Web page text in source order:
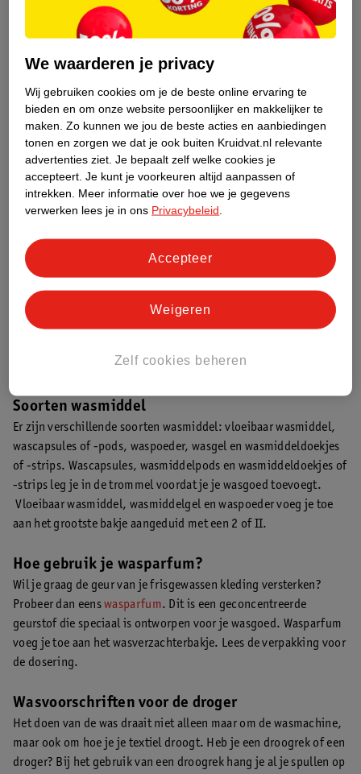
voor de wasinstructies van jouw wasgoed. Als je deze instructies
opvolgt kan het niet snel misgaan.
Sorteren op kleur
Je kunt de was sorteren op type product, soort stof, maar
uiteraard ook op kleur. Niet geheel onbelangrijk, want je wilt
natuurlijk de kleuren van je kleding en andere textielproducten
mooi houden. Wassen op kleur verdeel je in drie hoofdgroepen:
Witte was: dit betreft alle witte en zeer lichtgekleurd
wasgoed.
Zwarte was: dit betreft alle zwarte en zeer donkergekleurd
wasgoed.
Bonte was
: ook wel de gekleurde was genoemd. Dit betreft
textiel in alle andere kleuren, zoals oranje, blauw en ga zo
door.
: Is je zwarte kleding niet meer zo zwart als toen het net
. Hoe je kleding verft met textielverf lees je hier.
Soorten wasmiddel
Er zijn verschillende soorten wasmiddel: vloeibaar wasmiddel,
wascapsules of -pods, waspoeder, wasgel en wasmiddeldoekjes
of -strips. Wascapsules, wasmiddelpods en wasmiddeldoekjes of
-strips leg je in de trommel voordat je je wasgoed toevoegt.
Vloeibaar wasmiddel, wasmiddelgel en waspoeder voeg je toe
aan het grootste bakje aangeduid met een 2 of II.
Hoe gebruik je wasparfum?
Wil je graag de geur van je frisgewassen kleding versterken?
Probeer dan eenswasparfum. Dit is een geconcentreerde
geurstof die speciaal is ontworpen voor je wasgoed. Wasparfum
voeg je toe aan het wasverzachterbakje. Lees de verpakking voor
de dosering.
Wasvoorschriften voor de droger
Het doen van de was draait niet alleen maar om de wasmachine,
maar ook om hoe je je textiel droogt. Heb je een droogrek of een
droger? Bij het gebruik van een droogrek hang je al je spullen op
We waarderen je privacy
Wij gebruiken cookies om je de beste online ervaring te
bieden en om onze website persoonlijker en makkelijker te
maken. Zo kunnen we jou de beste acties en aanbiedingen
tonen en zorgen we dat je ook buiten Kruidvat.nl relevante
advertenties ziet. Je bepaalt zelf welke cookies je
accepteert. Je kunt je voorkeuren altijd aanpassen of
intrekken.
Meer informatie over hoe we je gegevens
verwerken lees je in ons Privacybeleid
Zelf cookies beheren
Weigeren
Accepteer